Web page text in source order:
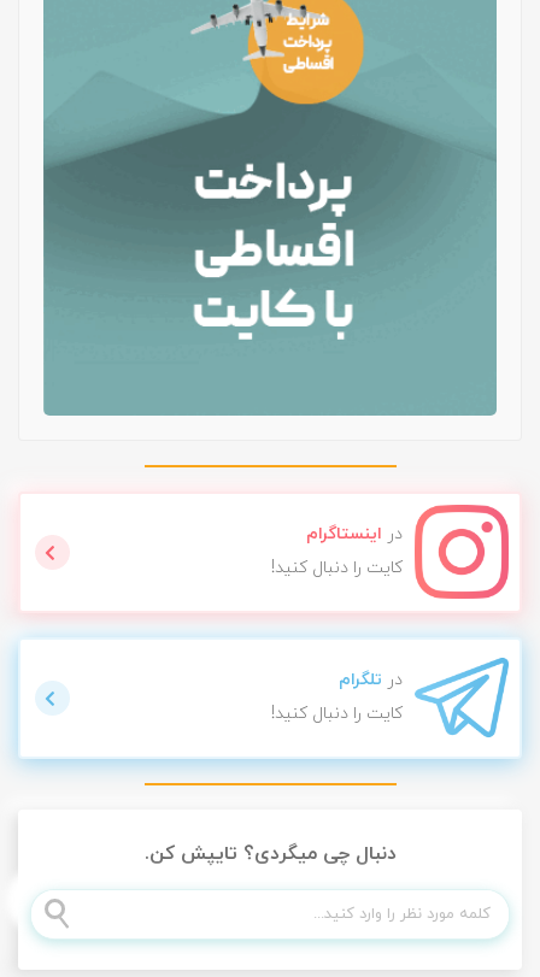
در اینستاگرام
کایت را دنبال کنید!
در تلگرام
کایت را دنبال کنید!
دنبال چی میگردی؟ تایپش کن.